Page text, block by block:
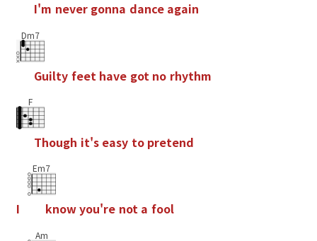
I'm never gonna dance again
Dm7
Guilty feet have got no rhythm
F
Though it's easy to pretend
I
Em7
knowyou're not a fool
Am